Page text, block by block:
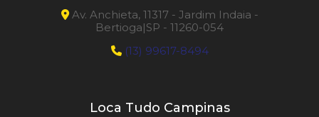
Av. Anchieta, 11317 - Jardim Indaia -
Bertioga|SP - 11260-054
(13) 99617-8494
Loca Tudo Campinas